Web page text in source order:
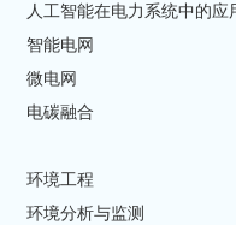
人工智能在电力系统中的应
智能电网
微电网
电碳融合
环境工程
环境分析与监测